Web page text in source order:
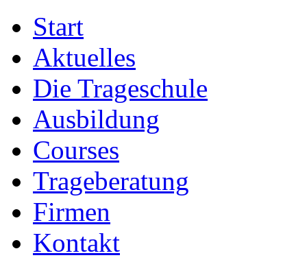
Start
Aktuelles
Die Trageschule
Ausbildung
Courses
Trageberatung
Firmen
Kontakt